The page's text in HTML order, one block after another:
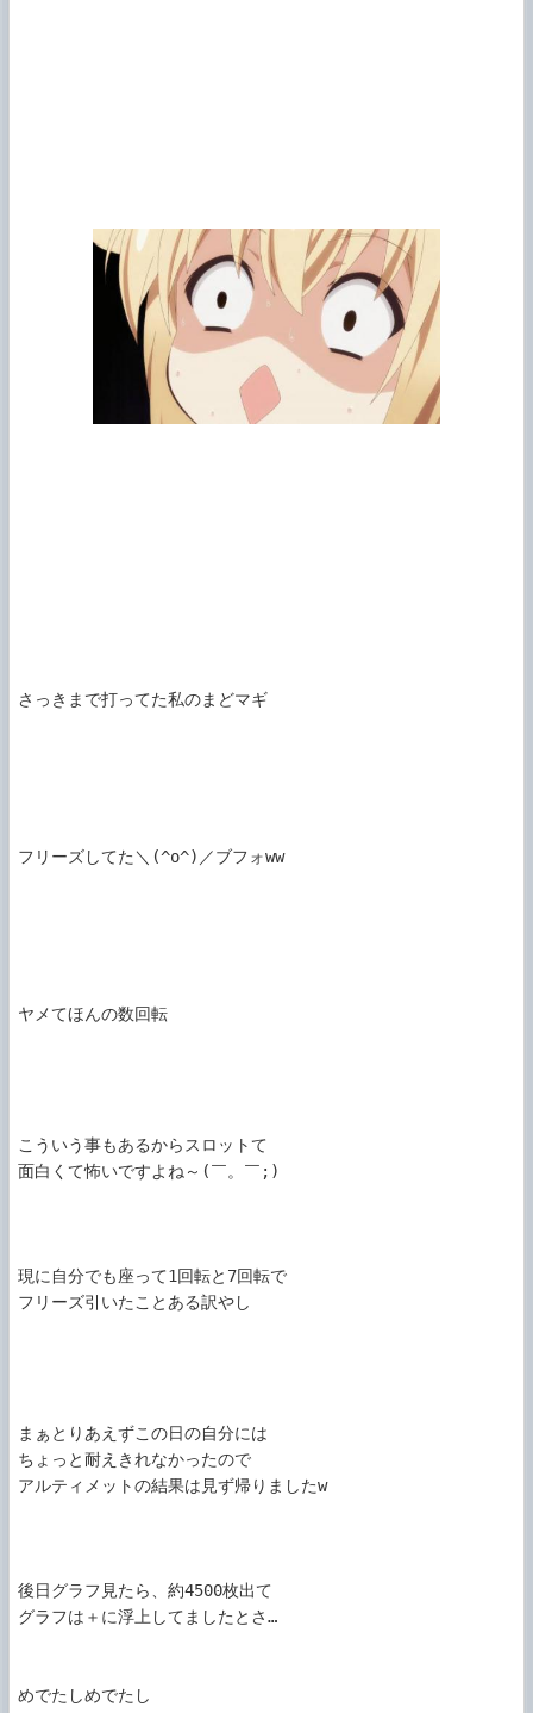
さっきまで打ってた私のまどマギ
フリーズしてた＼(^o^)／ブフォww
ヤメてほんの数回転
こういう事もあるからスロットて
面白くて怖いですよね～(￣。￣;)
現に自分でも座って1回転と7回転で
フリーズ引いたことある訳やし
まぁとりあえずこの日の自分には
ちょっと耐えきれなかったので
アルティメットの結果は見ず帰りましたw
後日グラフ見たら、約4500枚出て
グラフは＋に浮上してましたとさ…
めでたしめでたし